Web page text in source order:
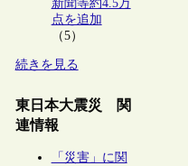
新聞等約4.5万
点を追加
（5）
続きを見る
東日本大震災 関
連情報
「災害」に関